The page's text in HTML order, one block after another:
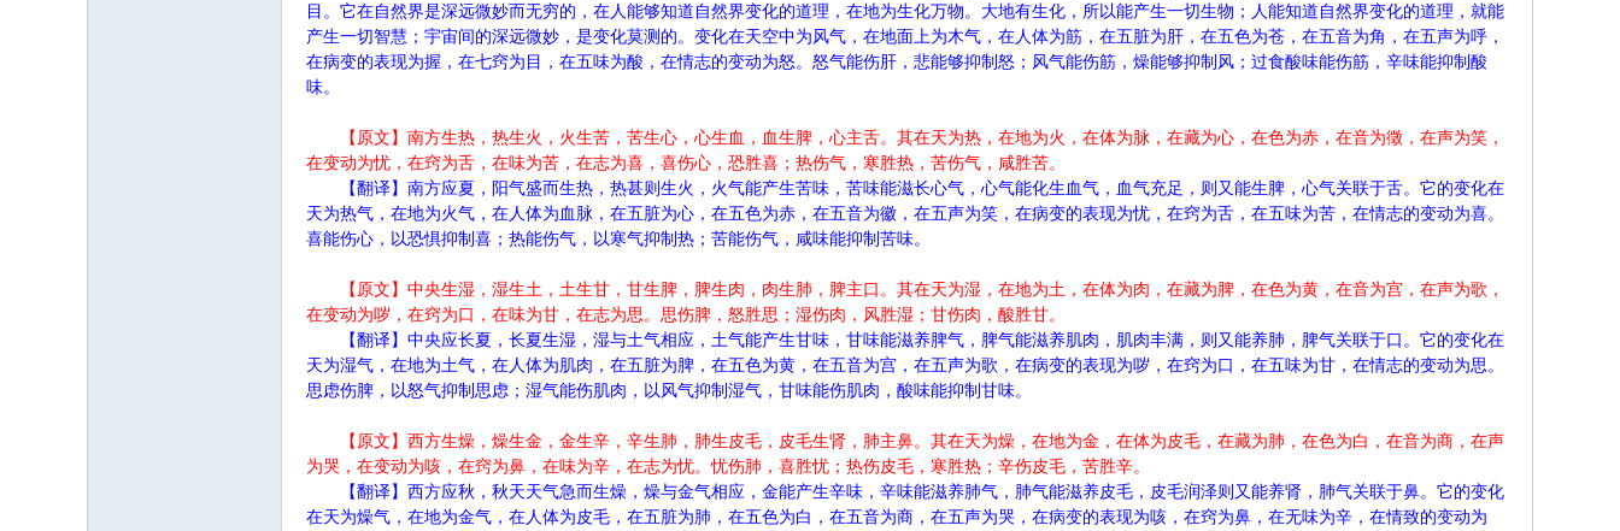
目。它在自然界是深远微妙而无穷的，在人能够知道自然界变化的道理，在地为生化万物。大地有生化，所以能产生一切生物；人能知道自然界变化的道理，就能
产生一切智慧；宇宙间的深远微妙，是变化莫测的。变化在天空中为风气，在地面上为木气，在人体为筋，在五脏为肝，在五色为苍，在五音为角，在五声为呼，
在病变的表现为握，在七窍为目，在五味为酸，在情志的变动为怒。怒气能伤肝，悲能够抑制怒；风气能伤筋，燥能够抑制风；过食酸味能伤筋，辛味能抑制酸
味。
【原文】南方生热，热生火，火生苦，苦生心，心生血，血生脾，心主舌。其在天为热，在地为火，在体为脉，在藏为心，在色为赤，在音为徵，在声为笑，
在变动为忧，在窍为舌，在味为苦，在志为喜，喜伤心，恐胜喜；热伤气，寒胜热，苦伤气，咸胜苦。
【翻译】南方应夏，阳气盛而生热，热甚则生火，火气能产生苦味，苦味能滋长心气，心气能化生血气，血气充足，则又能生脾，心气关联于舌。它的变化在
天为热气，在地为火气，在人体为血脉，在五脏为心，在五色为赤，在五音为徽，在五声为笑，在病变的表现为忧，在窍为舌，在五味为苦，在情志的变动为喜。
喜能伤心，以恐惧抑制喜；热能伤气，以寒气抑制热；苦能伤气，咸味能抑制苦味。
【原文】中央生湿，湿生土，土生甘，甘生脾，脾生肉，肉生肺，脾主口。其在天为湿，在地为土，在体为肉，在藏为脾，在色为黄，在音为宫，在声为歌，
在变动为哕，在窍为口，在味为甘，在志为思。思伤脾，怒胜思；湿伤肉，风胜湿；甘伤肉，酸胜甘。
【翻译】中央应长夏，长夏生湿，湿与土气相应，土气能产生甘味，甘味能滋养脾气，脾气能滋养肌肉，肌肉丰满，则又能养肺，脾气关联于口。它的变化在
天为湿气，在地为土气，在人体为肌肉，在五脏为脾，在五色为黄，在五音为宫，在五声为歌，在病变的表现为哕，在窍为口，在五味为甘，在情志的变动为思。
思虑伤脾，以怒气抑制思虑；湿气能伤肌肉，以风气抑制湿气，甘味能伤肌肉，酸味能抑制甘味。
【原文】西方生燥，燥生金，金生辛，辛生肺，肺生皮毛，皮毛生肾，肺主鼻。其在天为燥，在地为金，在体为皮毛，在藏为肺，在色为白，在音为商，在声
为哭，在变动为咳，在窍为鼻，在味为辛，在志为忧。忧伤肺，喜胜忧；热伤皮毛，寒胜热；辛伤皮毛，苦胜辛。
【翻译】西方应秋，秋天天气急而生燥，燥与金气相应，金能产生辛味，辛味能滋养肺气，肺气能滋养皮毛，皮毛润泽则又能养肾，肺气关联于鼻。它的变化
在天为燥气，在地为金气，在人体为皮毛，在五脏为肺，在五色为白，在五音为商，在五声为哭，在病变的表现为咳，在窍为鼻，在无味为辛，在情致的变动为